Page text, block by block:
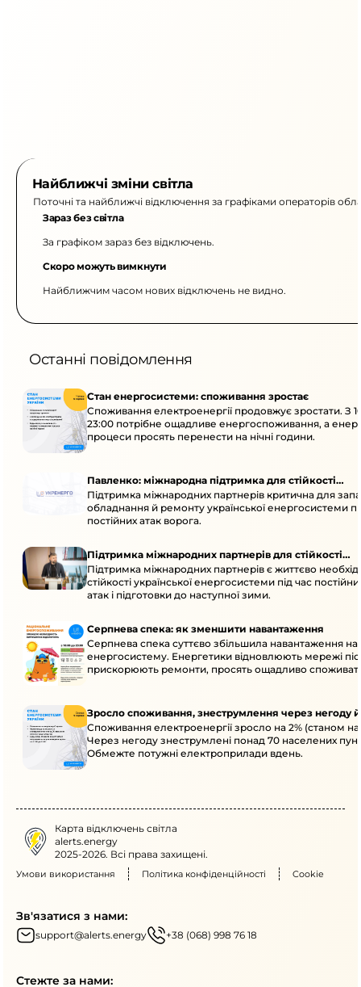
Найближчі зміни світла
Поточні та найближчі відключення за графіками операторів
Зараз без світла
За графіком зараз без відключень.
Скоро можуть вимкнути
Найближчим часом нових відключень не видно.
Останні повідомлення
Стан енергосистеми: споживання зростає
Споживання електроенергії продовжує зростати. З
23:00 потрібне ощадливе енергоспоживання, а
процеси просять перенести на нічні години.
Павленко: міжнародна підтримка для стійкості
енергосистеми
Підтримка міжнародних партнерів критична для
обладнання й ремонту української енергосистеми
постійних атак ворога.
Підтримка міжнародних партнерів для стійкості
енергосистеми
Підтримка міжнародних партнерів є життєво
стійкості української енергосистеми під час
атак і підготовки до наступної зими.
Серпнева спека: як зменшити навантаження
Серпнева спека суттєво збільшила навантаження на
енергосистему. Енергетики відновлюють мережі
прискорюють ремонти, просять ощадливо
Зросло споживання, знеструмлення через негоду
Споживання електроенергії зросло на 2% (станом на
Через негоду знеструмлені понад 70 населених
Обмежте потужні електроприлади вдень.
Карта відключень світла
alerts.energy
2025-2026. Всі права захищені.
Умови використання Політика конфіденційності Cookie
Зв'язатися з нами:
support@alerts.energy +38 (068) 998 76 18
Стежте за нами: